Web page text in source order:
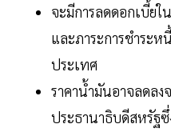
จะมีการลดดอกเบี้ย
และภาระการชำระ
ประเทศ
ราคาน้ำมันอาจลดลง
ประธานาธิบดีสหรัฐซึ่